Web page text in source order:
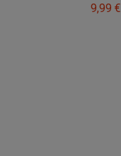
9,99 €